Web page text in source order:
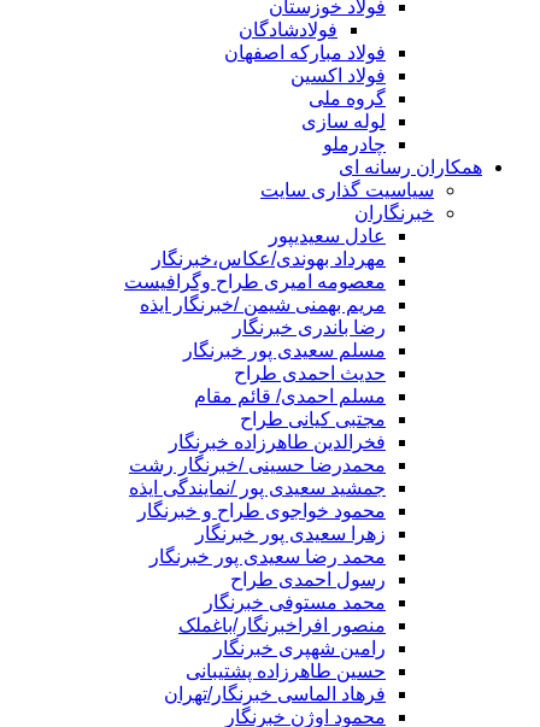
فولاد خوزستان
فولادشادگان
فولاد مبارکه اصفهان
فولاد اکسین
گروه ملی
لوله سازی
چادرملو
همکاران رسانه ای
سیاسیت گذاری سایت
خبرنگاران
عادل سعیدیپور
مهرداد بهوندی/عکاس،خبرنگار
معصومه امیری طراح وگرافیست
مریم بهمنی شیمن /خبرنگار ایذه
رضا باندری خبرنگار
مسلم سعیدی پور خبرنگار
حدیث احمدی طراح
مسلم احمدی/ قائم مقام
مجتبی کیانی طراح
فخرالدین طاهرزاده خبرنگار
محمدرضا حسینی /خبرنگار رشت
جمشید سعیدی پور /نمایندگی ایذه
محمود خواجوی طراح و خبرنگار
زهرا سعیدی پور خبرنگار
محمد رضا سعیدی پور خبرنگار
رسول احمدی طراح
محمد مستوفی خبرنگار
منصور افراخبرنگار/باغملک
رامین شهپری خبرنگار
حسین طاهرزاده پشتیبانی
فرهاد الماسی خبرنگار/تهران
محمود اوژن خبرنگار